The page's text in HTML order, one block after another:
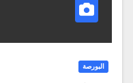
البورصة